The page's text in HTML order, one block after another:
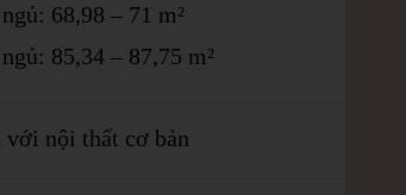
68,98 – 71 m²
85,34 – 87,75 m²
với nội thất cơ bản